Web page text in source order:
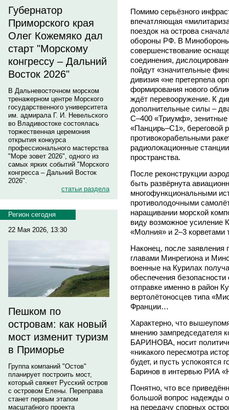
Губернатор
Приморского края
Олег Кожемяко дал
старт "Морскому
конгрессу – Дальний
Восток 2026"
В Дальневосточном морском
тренажерном центре Морского
государственного университета
им. адмирала Г. И. Невельского
во Владивостоке состоялась
торжественная церемония
открытия конкурса
профессионального мастерства
"Море зовет 2026", одного из
самых ярких событий "Морского
конгресса – Дальний Восток
2026".
статьи раздела
Регион сегодня
22 Мая 2026, 13:30
Пешком по
островам: как новый
мост изменит туризм
в Приморье
Группа компаний "Остов"
планирует построить мост,
который свяжет Русский остров
с островом Елены. Переправа
станет первым этапом
масштабного проекта
Помимо серьёзного
впечатляющая
поездок на острова
обороны РФ. В Минобороны
совершенствование
соединения,
пойдут «значительные
дивизия «не претерпела
формирования нового
ждёт перевооружение. К
дополнительные силы –
С–400 «Триумф», зенитные
«Панцирь–С1», береговой
противокорабельными
радиолокационные
пространства.
После реконструкции
быть развёрнута
многофункциональными
противолодочными
наращивании морской
виду возможное усиление
«Молния» и 2–3 корветами
Наконец, после заявления
главами Минрегиона и
военные на Курилах
обеспечения
отправке именно в район
вертолётоносцев типа
Франции…
Характерно, что
мнению зампредседателя
БАРИНОВА, носит
«никакого пересмотра
будет, и пусть успокоятся
Баринов в интервью РИА
Понятно, что все
большой вопрос надежды
на передачу спорных